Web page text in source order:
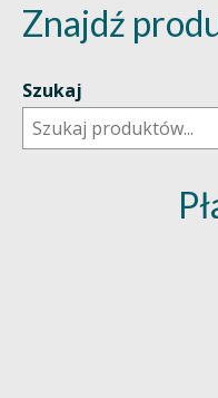
Znajdź
Szukaj